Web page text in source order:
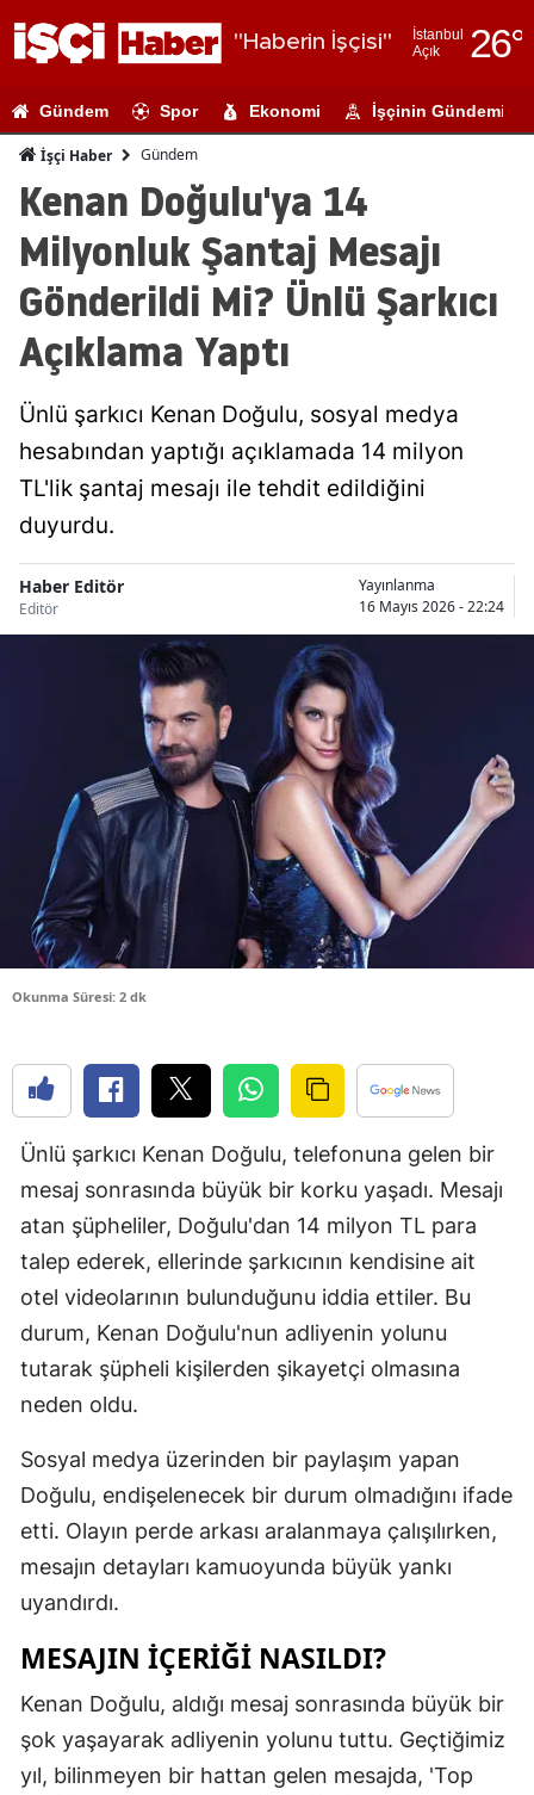
"Haberin İşçisi"
İstanbul
Açık
26°
Adıyaman
Amasya
Ankara
Artvin
Aydın
Bilecik
Bingöl
Burdur
Bursa
Çanakkale
Çankırı
Edirne
Elazığ
Erzincan
Eskişehir
Gaziantep
Hakkari
Hatay
İzmir
Kars
Gündem Spor Ekonomi İşçinin Gündemi
İşçi Haber Gündem
Kenan Doğulu'ya 14
Milyonluk Şantaj Mesajı
Gönderildi Mi? Ünlü Şarkıcı
Açıklama Yaptı
Ünlü şarkıcı Kenan Doğulu, sosyal medya
hesabından yaptığı açıklamada 14 milyon
TL'lik şantaj mesajı ile tehdit edildiğini
duyurdu.
Haber Editör
Editör
Yayınlanma
16 Mayıs 2026 - 22:24
Okunma Süresi: 2 dk
Ünlü şarkıcı Kenan Doğulu, telefonuna gelen bir
mesaj sonrasında büyük bir korku yaşadı. Mesajı
atan şüpheliler, Doğulu'dan 14 milyon TL para
talep ederek, ellerinde şarkıcının kendisine ait
otel videolarının bulunduğunu iddia ettiler. Bu
durum, Kenan Doğulu'nun adliyenin yolunu
tutarak şüpheli kişilerden şikayetçi olmasına
neden oldu.
Sosyal medya üzerinden bir paylaşım yapan
Doğulu, endişelenecek bir durum olmadığını ifade
etti. Olayın perde arkası aralanmaya çalışılırken,
mesajın detayları kamuoyunda büyük yankı
uyandırdı.
MESAJIN İÇERIĞI NASILDI?
Kenan Doğulu, aldığı mesaj sonrasında büyük bir
şok yaşayarak adliyenin yolunu tuttu. Geçtiğimiz
yıl, bilinmeyen bir hattan gelen mesajda, 'Top